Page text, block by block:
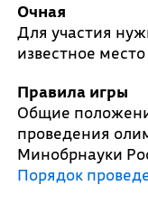
Очная
Для участия
известное
Правила игры
Общие
проведения
Минобрнауки
Порядок